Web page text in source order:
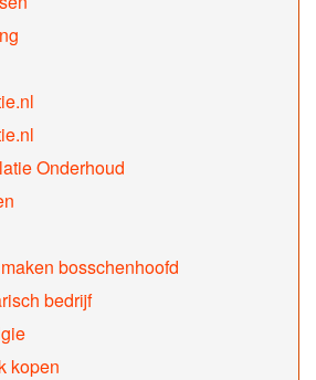
Onderhoud
bosschenhoofd
bedrijf
kopen